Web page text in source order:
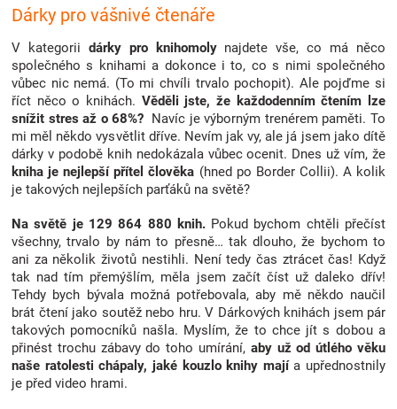
c
í
p
r
v
k
y
v
ý
p
i
s
n
Dárky pro vášnivé čtenáře
V kategorii dárky pro knihomolynajdete vše, co má něco
společného s knihami a dokonce i to, co s nimi společného
vůbec nic nemá. (To mi chvíli trvalo pochopit). Ale pojďme si
říct něco o knihách. Věděli jste, že každodenním čtením lze
snížit stres až o 68%? Navíc je výborným trenérem paměti. To
mi měl někdo vysvětlit dříve. Nevím jak vy, ale já jsem jako dítě
dárky v podobě knih nedokázala vůbec ocenit. Dnes už vím, že
kniha je nejlepší přítel člověka (hned po Border Collii). A kolik
je takových nejlepších parťáků na světě?
Na světě je 129 864 880 knih.Pokud bychom chtěli přečíst
všechny, trvalo by nám to přesně… tak dlouho, že bychom to
ani za několik životů nestihli. Není tedy čas ztrácet čas! Když
tak nad tím přemýšlím, měla jsem začít číst už daleko dřív!
Tehdy bych bývala možná potřebovala, aby mě někdo naučil
brát čtení jako soutěž nebo hru. V Dárkových knihách jsem pár
takových pomocníků našla. Myslím, že to chce jít s dobou a
přinést trochu zábavy do toho umírání, aby už od útlého věku
naše ratolesti chápaly, jaké kouzlo knihy majía upřednostnily
je před video hrami.